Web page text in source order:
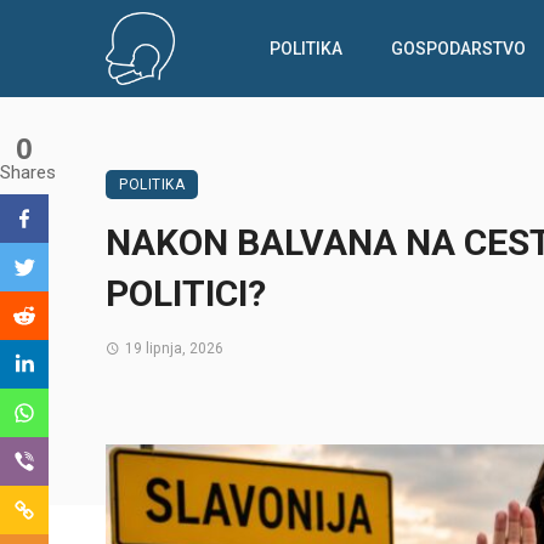
POLITIKA GOSPODARSTVO
POLITIKA
NAKON BALVANA NA
POLITICI?
19 lipnja, 2026
0
Shares